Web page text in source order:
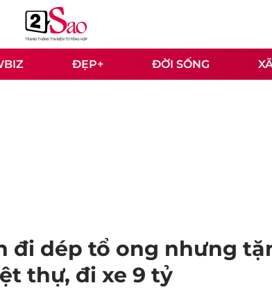
ĐẸP+ ĐỜI SỐNG
đi dép tổ ong nhưng
thự, đi xe 9 tỷ